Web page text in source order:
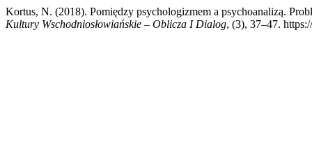
Kortus, N. (2018). Pomiędzy psychologizmem a psychoanalizą.
Kultury Wschodniosłowiańskie – Oblicza I Dialog, (3), 37–47.